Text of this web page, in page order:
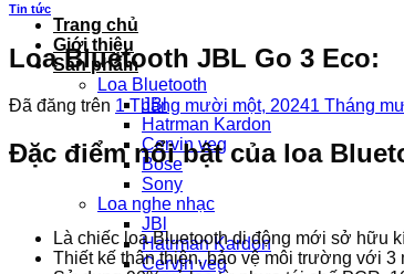
Trang chủ
Giới thiệu
Sản phẩm
Loa Bluetooth
JBl
Hatrman Kardon
Cervin veg
Bose
Sony
Loa nghe nhạc
JBl
Hatrman Kardon
Cervin veg
Tin tức
Loa Bluetooth JBL Go 3 Eco:
Đã đăng trên 1 Tháng mười một, 20241 Tháng
Đặc điểm nổi bật của loa
Là chiếc loa Bluetooth di động mới sở hữu
Thiết kế thân thiện, bảo vệ môi trường với 3